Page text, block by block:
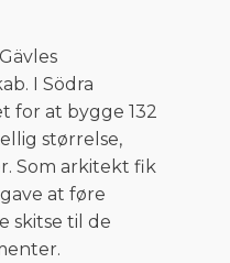
I Södra
for at bygge 132
størrelse,
Som arkitekt fik
at føre
skitse til de